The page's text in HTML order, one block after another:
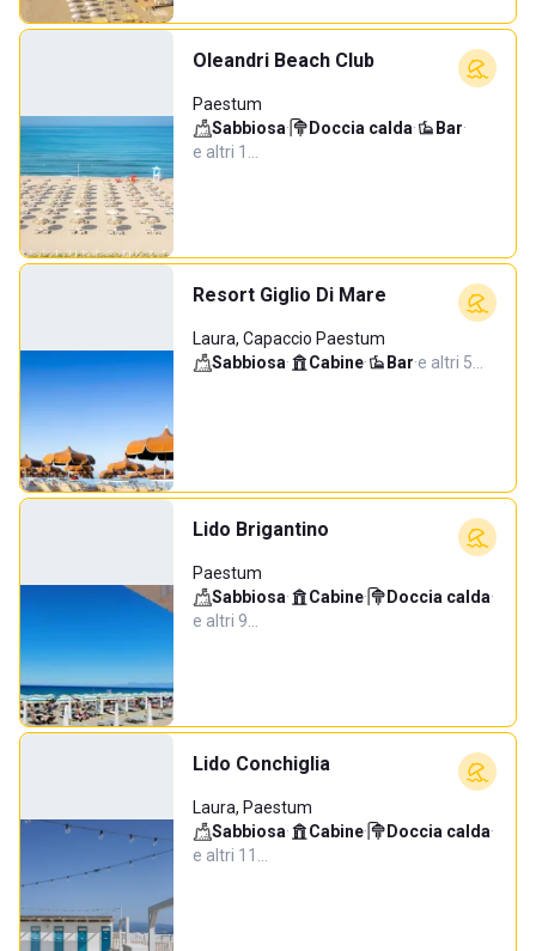
Oleandri Beach Club
Paestum
Sabbiosa· Doccia calda· Bar·
e altri 1…
Resort Giglio Di Mare
Laura, Capaccio Paestum
Sabbiosa· Cabine· Bar·e altri 5…
Lido Brigantino
Paestum
Sabbiosa· Cabine· Doccia calda·
e altri 9…
Lido Conchiglia
Laura, Paestum
Sabbiosa· Cabine· Doccia calda·
e altri 11…